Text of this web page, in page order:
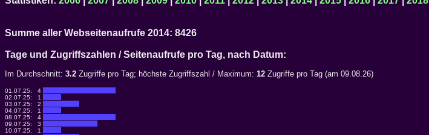
Summe aller Webseitenaufrufe 2014: 8426
Tage und Zugriffszahlen / Seitenaufrufe pro Tag, nach Datum:
Im Durchschnitt: 3.2 Zugriffe pro Tag; höchste Zugriffszahl / Maximum: 12 Zugriffe pro Tag (am 09.08.26)
01.07.25:
4
02.07.25:
1
03.07.25:
2
04.07.25:
1
08.07.25:
4
09.07.25:
3
10.07.25:
1